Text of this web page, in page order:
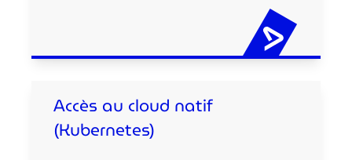
Accès au cloud natif
(Kubernetes)